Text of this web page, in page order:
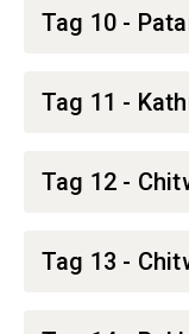
Tag 10 -
Tag 11 -
Tag 12 -
Tag 13 -